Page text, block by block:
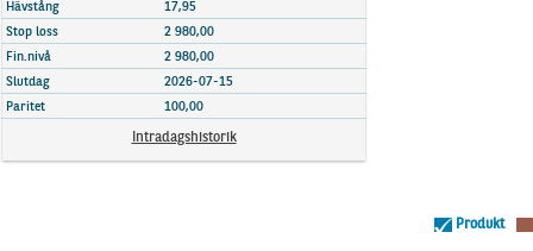
Hävstång
17,95
Stop loss
2 980,00
Fin.nivå
2 980,00
Slutdag
2026-07-15
Paritet
100,00
Intradagshistorik
Produkt